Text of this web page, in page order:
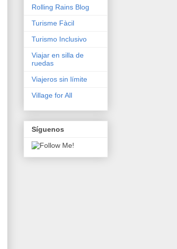
Rolling Rains Blog
Turisme Fàcil
Turismo Inclusivo
Viajar en silla de
ruedas
Viajeros sin límite
Village for All
Síguenos